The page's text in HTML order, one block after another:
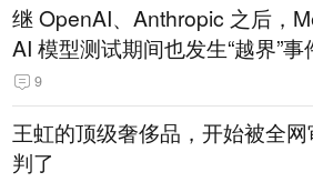
继 OpenAI、Anthropic 之后，
AI 模型测试期间也发生“越界”事
9
王虹的顶级奢侈品，开始被全网
判了